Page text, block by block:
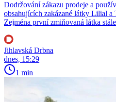
Dodržování zákazu prodeje a
obsahujících zakázané látky Lilial
Zejména první zmiňovaná látka
Jihlavská Drbna
dnes, 15:29
1 min